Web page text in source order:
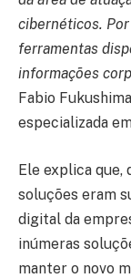
cibernéticos.
ferramentas
informações
Fabio
especializada
Ele explica que,
soluções eram
digital da
inúmeras
manter o novo